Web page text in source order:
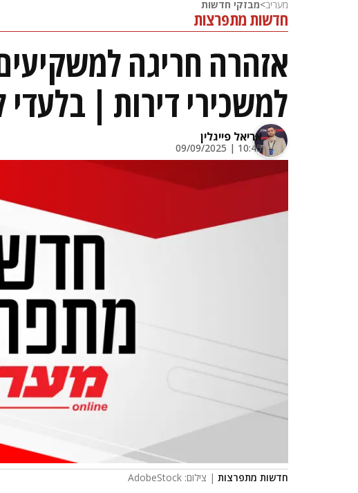
מעריב>מבזקי חדשות
חדשות מתפרצות
אזהרה חריגה
למשכירי דירות | בלעדי
אריאל פייגלין
10:45 | 09/09/2025
חדשות מתפרצות | צילום: AdobeStock